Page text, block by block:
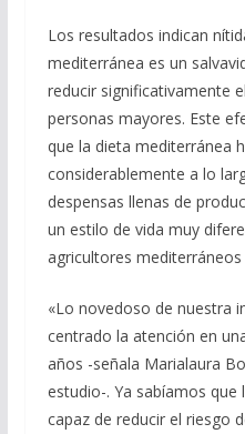
Los resultados indican
mediterránea es un
reducir significativamente
personas mayores. Este
que la dieta mediterránea
considerablemente a lo
despensas llenas de
un estilo de vida muy
agricultores mediterráneos
«Lo novedoso de nuestra
centrado la atención en
años -señala Marialaura
estudio-. Ya sabíamos
capaz de reducir el riesgo